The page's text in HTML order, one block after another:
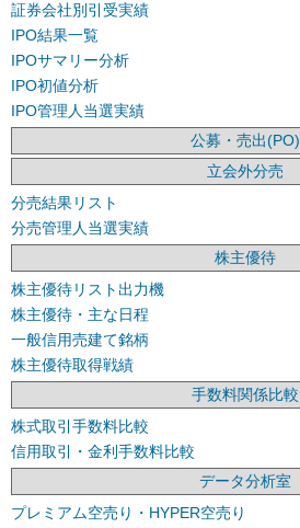
証券会社別引受実績
IPO結果一覧
IPOサマリー分析
IPO初値分析
IPO管理人当選実績
公募・売出(PO)
立会外分売
分売結果リスト
分売管理人当選実績
株主優待
株主優待リスト出力機
株主優待・主な日程
一般信用売建て銘柄
株主優待取得戦績
手数料関係比較
株式取引手数料比較
信用取引・金利手数料比較
データ分析室
プレミアム空売り・HYPER空売り